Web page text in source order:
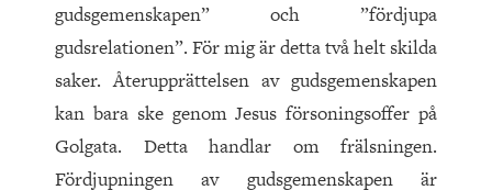
gudsgemenskapen” och ”fördjupa
gudsrelationen”. För mig är detta två helt skilda
saker. Återupprättelsen av gudsgemenskapen
kan bara ske genom Jesus försoningsoffer på
Golgata. Detta handlar om frälsningen.
Fördjupningen av gudsgemenskapen är